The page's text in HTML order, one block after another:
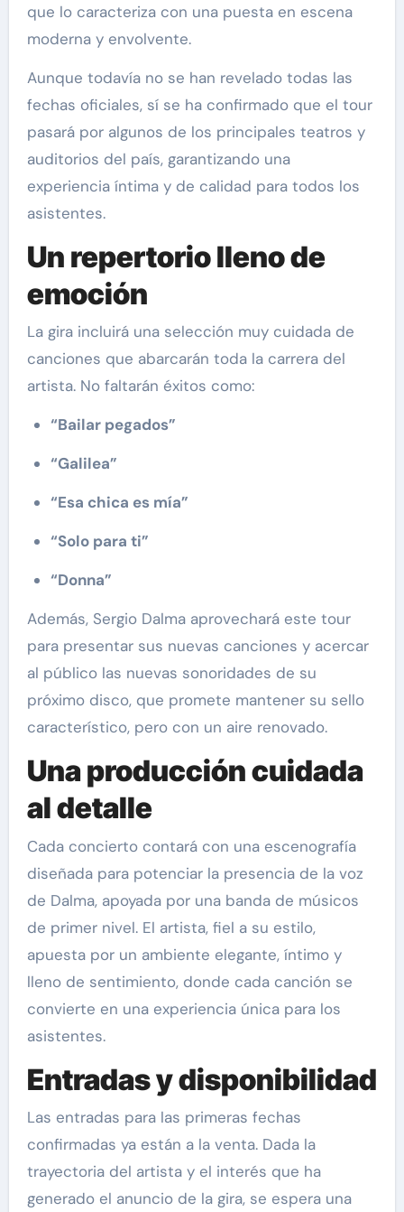
que lo caracteriza con una puesta en escena
moderna y envolvente.
Aunque todavía no se han revelado todas las
fechas oficiales, sí se ha confirmado que el tour
pasará por algunos de los principales teatros y
auditorios del país, garantizando una
experiencia íntima y de calidad para todos los
asistentes.
Un repertorio lleno de
emoción
La gira incluirá una selección muy cuidada de
canciones que abarcarán toda la carrera del
artista. No faltarán éxitos como:
“Bailar pegados”
“Galilea”
“Esa chica es mía”
“Solo para ti”
“Donna”
Además, Sergio Dalma aprovechará este tour
para presentar sus nuevas canciones y acercar
al público las nuevas sonoridades de su
próximo disco, que promete mantener su sello
característico, pero con un aire renovado.
Una producción cuidada
al detalle
Cada concierto contará con una escenografía
diseñada para potenciar la presencia de la voz
de Dalma, apoyada por una banda de músicos
de primer nivel. El artista, fiel a su estilo,
apuesta por un ambiente elegante, íntimo y
lleno de sentimiento, donde cada canción se
convierte en una experiencia única para los
asistentes.
Entradas y disponibilidad
Las entradas para las primeras fechas
confirmadas ya están a la venta. Dada la
trayectoria del artista y el interés que ha
generado el anuncio de la gira, se espera una